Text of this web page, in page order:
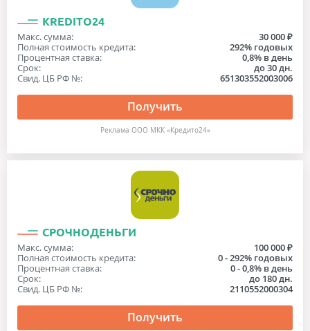
KREDITO24
Макс. сумма:
30 000 ₽
Полная стоимость кредита:
292% годовых
Процентная ставка:
0,8% в день
Срок:
до 30 дн.
Свид. ЦБ РФ №:
651303552003006
Получить
Реклама ООО МКК «Кредито24»
СРОЧНОДЕНЬГИ
Макс. сумма:
100 000 ₽
Полная стоимость кредита:
0 - 292% годовых
Процентная ставка:
0 - 0,8% в день
Срок:
до 180 дн.
Свид. ЦБ РФ №:
2110552000304
Получить